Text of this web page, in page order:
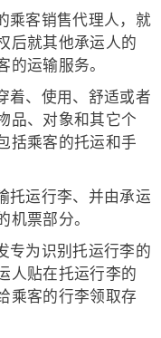
乘客销售代理人，就
后就其他承运人的
运输服务。
着、使用、舒适或者
品、对象和其它个
括乘客的托运和手
托运行李、并由承运
机票部分。
专为识别托运行李的
人贴在托运行李的
乘客的行李领取存